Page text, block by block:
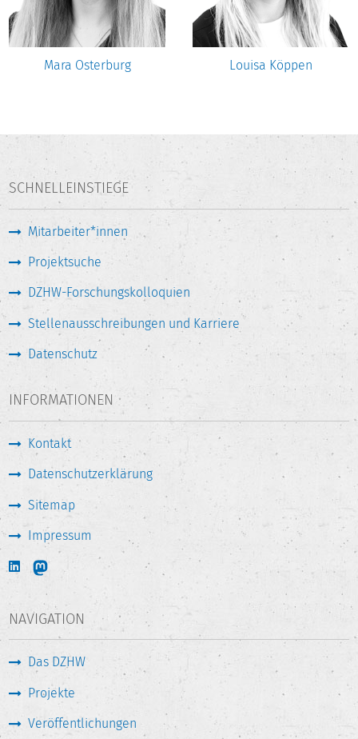
Mara Osterburg Louisa Köppen
SCHNELLEINSTIEGE
Mitarbeiter*innen
Projektsuche
DZHW-Forschungskolloquien
Stellenausschreibungen und Karriere
Datenschutz
INFORMATIONEN
Kontakt
Datenschutzerklärung
Sitemap
Impressum
NAVIGATION
Das DZHW
Projekte
Veröffentlichungen